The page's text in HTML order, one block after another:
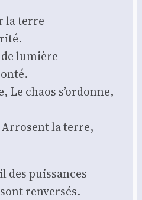
la terre
lumière
Le chaos s’ordonne,
la terre,
des puis­sances
ren­ver­sés.